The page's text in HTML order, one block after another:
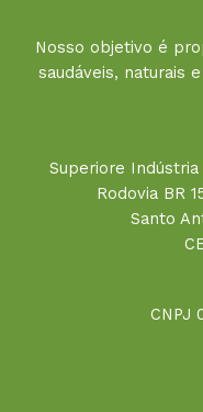
Nosso objetivo é
saudáveis, naturais
Superiore
Rodovia BR
Santo
CNPJ